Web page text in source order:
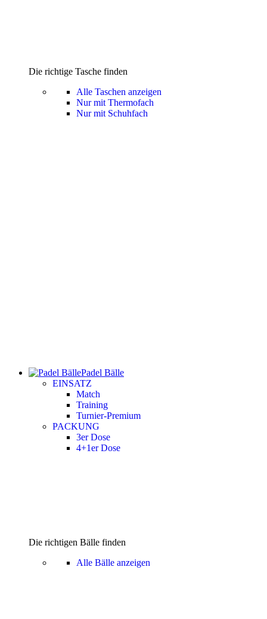
Die richtige Tasche finden
Alle Taschen anzeigen
Nur mit Thermofach
Nur mit Schuhfach
Padel Bälle
EINSATZ
Match
Training
Turnier-Premium
PACKUNG
3er Dose
4+1er Dose
Die richtigen Bälle finden
Alle Bälle anzeigen